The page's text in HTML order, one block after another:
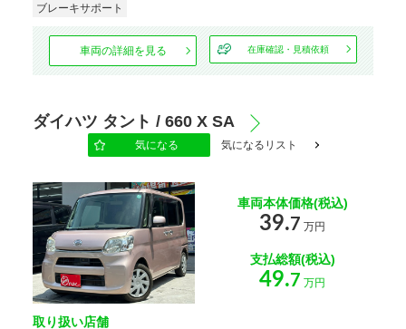
ブレーキサポート
車両の詳細を見る 在庫確認・見積依頼
ダイハツ タント / 660 X SA
気になる 気になるリスト
車両本体価格(税込)
39.7 万円
支払総額(税込)
49.7 万円
取り扱い店舗